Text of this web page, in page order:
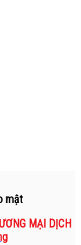
mật
MẠI DỊCH